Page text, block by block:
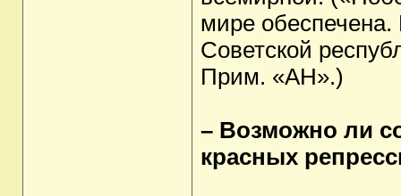
мире
Советской
Прим. «АН».)
– Возможно ли
красных